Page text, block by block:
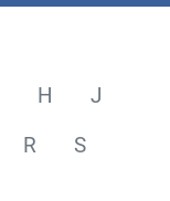
H
J
R
S